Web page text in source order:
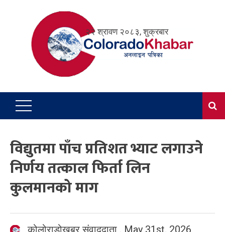
२२ श्रावण २०८३, शुक्रबार
विद्युतमा पाँच प्रतिशत भ्याट लगाउने
निर्णय तत्काल फिर्ता लिन
कुलमानको माग
कोलोराडोखबर संवाददाता , May 31st, 2026